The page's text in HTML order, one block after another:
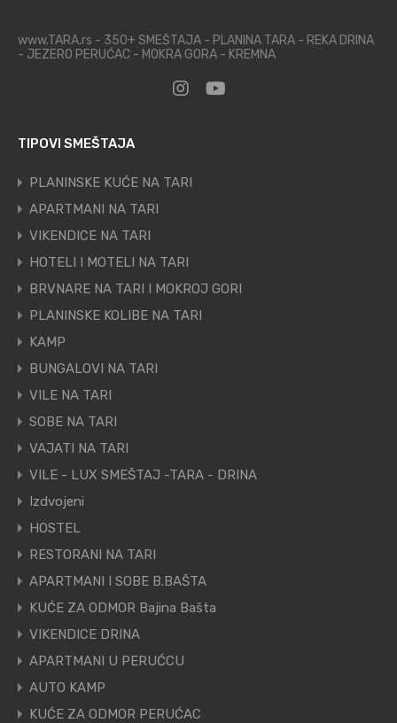
www.TARA.rs - 350+ SMEŠTAJA - PLANINA TARA - REKA DRINA
- JEZERO PERUĆAC - MOKRA GORA - KREMNA
TIPOVI SMEŠTAJA
PLANINSKE KUĆE NA TARI
APARTMANI NA TARI
VIKENDICE NA TARI
HOTELI I MOTELI NA TARI
BRVNARE NA TARI I MOKROJ GORI
PLANINSKE KOLIBE NA TARI
KAMP
BUNGALOVI NA TARI
VILE NA TARI
SOBE NA TARI
VAJATI NA TARI
VILE - LUX SMEŠTAJ -TARA - DRINA
Izdvojeni
HOSTEL
RESTORANI NA TARI
APARTMANI I SOBE B.BAŠTA
KUĆE ZA ODMOR Bajina Bašta
VIKENDICE DRINA
APARTMANI U PERUĆCU
AUTO KAMP
KUĆE ZA ODMOR PERUĆAC